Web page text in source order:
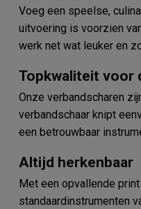
Voeg een speelse,
uitvoering is voorzien
werk net wat leuker en
Topkwaliteit voor
Onze verbandscharen
verbandschaar knipt
een betrouwbaar
Altijd herkenbaar
Met een opvallende
standaardinstrumenten